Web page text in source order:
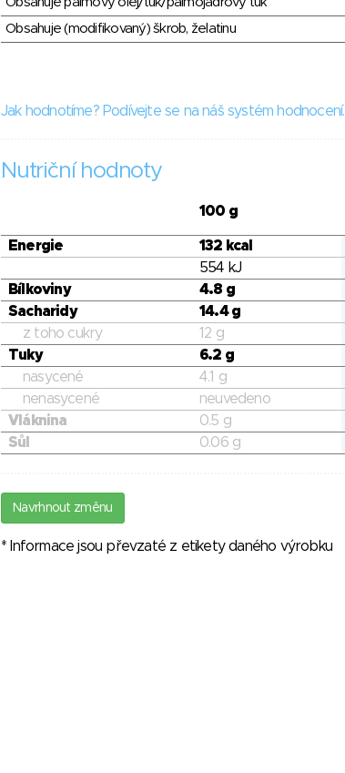
Obsahuje (modifikovaný) škrob, želatinu
Jak hodnotíme? Podívejte se na náš systém hodnocení.
Nutriční hodnoty
100 g
Energie 132 kcal
554 kJ
Bílkoviny
4.8 g
Sacharidy
14.4 g
z toho cukry
12 g
Tuky
6.2 g
nasycené
4.1 g
nenasycené
neuvedeno
Vláknina
0.5 g
Sůl
0.06 g
Navrhnout změnu
* Informace jsou převzaté z etikety daného výrobku